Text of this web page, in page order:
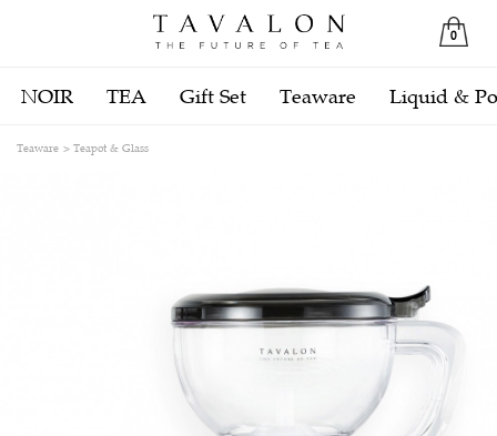
0
NOIR TEA Gift Set Teaware Liquid &
Teaware Teapot & Glass